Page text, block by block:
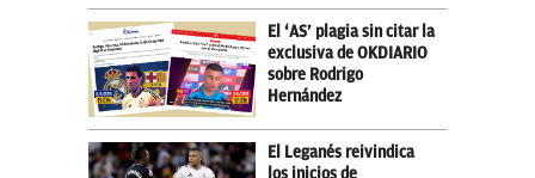
El ‘AS’ plagia sin citar la
exclusiva de OKDIARIO
sobre Rodrigo
Hernández
El Leganés reivindica
los inicios de